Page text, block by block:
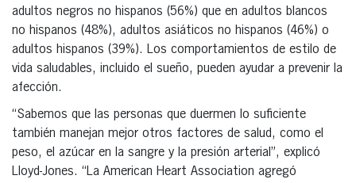
adultos negros no hispanos (56%) que en adultos blancos
no hispanos (48%), adultos asiáticos no hispanos (46%) o
adultos hispanos (39%). Los comportamientos de estilo de
vida saludables, incluido el sueño, pueden ayudar a prevenir la
afección.
“Sabemos que las personas que duermen lo suficiente
también manejan mejor otros factores de salud, como el
peso, el azúcar en la sangre y la presión arterial”, explicó
Lloyd-Jones. “La American Heart Association agregó